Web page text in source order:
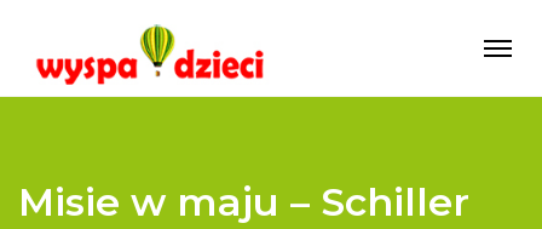
Misie w maju – Schiller